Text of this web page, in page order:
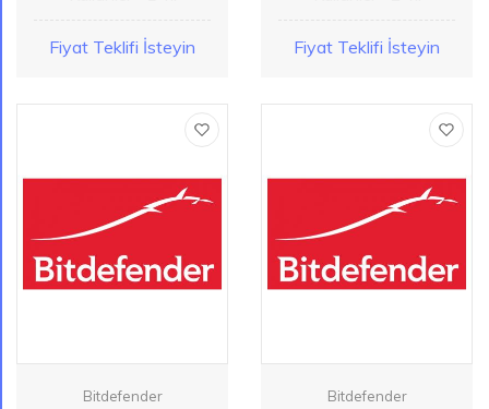
Fiyat Teklifi İsteyin Fiyat Teklifi İsteyin
Bitdefender Bitdefender